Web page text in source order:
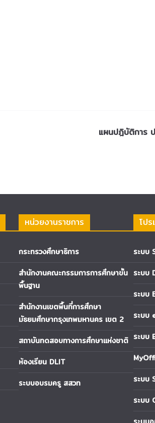
แผนปฎิบัติการ
หน่วยงานราชการ
กระทรวงศึกษาธิการ
สำนักงานคณะกรรมการการศึกษาขั้น
พื้นฐาน
สำนักงานเขตพื้นที่การศึกษา
มัธยมศึกษากรุงเทพมหานคร เขต 2
สถาบันทดสอบทางการศึกษาแห่งชาติ
ห้องเรียน DLIT
ระบบอบรมครู สสวท
โป
ระบบ
ระบบ
ระบบ
ระบบ
ระบบ
ระบบ
ระบบ